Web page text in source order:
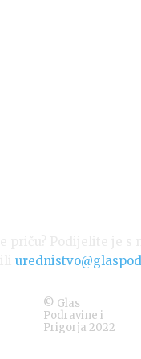
© Glas
Podravine i
Prigorja 2022